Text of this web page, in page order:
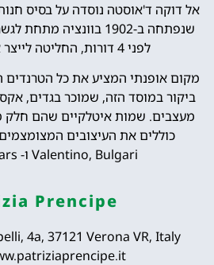
אל דוקה ד'אוסטה נוסדה על בסיס
שנפתחה ב-1902 בוונציה
לפני 4 דורות, החליטה לייצר את אותו הדבר.
מקום אופנתי המציע את כל הטרנדים
מעצבים. שמות איטלקיים שהם חלק
Valentino, Bulgari ו- Atlantic Stars.
Prencipe
4a, 37121 Verona VR, Italy